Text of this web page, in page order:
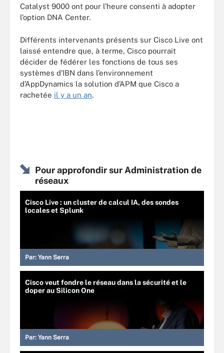
Catalyst 9000 ont pour l’heure consenti à adopter
l’option DNA Center.
Différents intervenants présents sur Cisco Live ont
laissé entendre que, à terme, Cisco pourrait
décider de fédérer les fonctions de tous ses
systèmes d’IBN dans l’environnement
d’AppDynamics la solution d’APM que Cisco a
rachetée il y a un an.
Pour approfondir sur Administration de
réseaux
Cisco Live : un cluster de calcul IA, des sondes
locales et Splunk
Par: Yann Serra
Cisco veut fondre le réseau dans la sécurité et le
doper au Silicon One
Par: Yann Serra